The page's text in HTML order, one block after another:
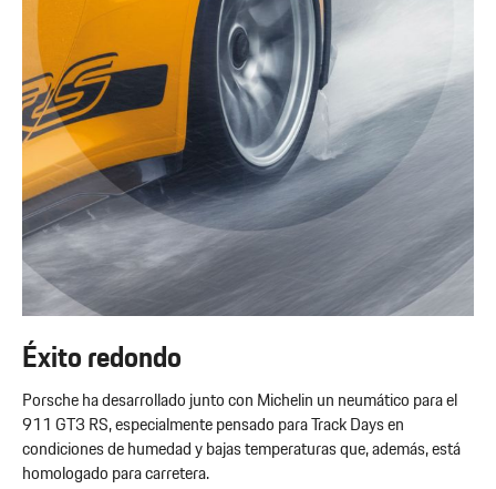
Éxito redondo
Porsche ha desarrollado junto con Michelin un neumático para el
911 GT3 RS, especialmente pensado para Track Days en
condiciones de humedad y bajas temperaturas que, además, está
homologado para carretera.